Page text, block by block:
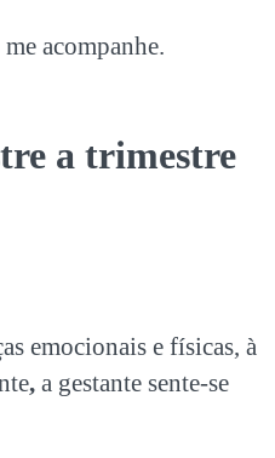
acompanhe.
a trimestre
emocionais e físicas, à
, a gestante sente-se